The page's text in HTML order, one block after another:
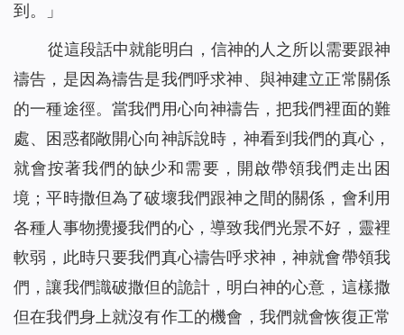
到。
」
從這段話中就能明白，信神的人之所以需要跟神
禱告，是因為禱告是我們呼求神、與神建立正常關係
的一種途徑。當我們用心向神禱告，把我們裡面的難
處、困惑都敞開心向神訴說時，神看到我們的真心，
就會按著我們的缺少和需要，開啟帶領我們走出困
境；平時撒但為了破壞我們跟神之間的關係，會利用
各種人事物攪擾我們的心，導致我們光景不好，靈裡
軟弱，此時只要我們真心禱告呼求神，神就會帶領我
們，讓我們識破撒但的詭計，明白神的心意，這樣撒
但在我們身上就沒有作工的機會，我們就會恢復正常